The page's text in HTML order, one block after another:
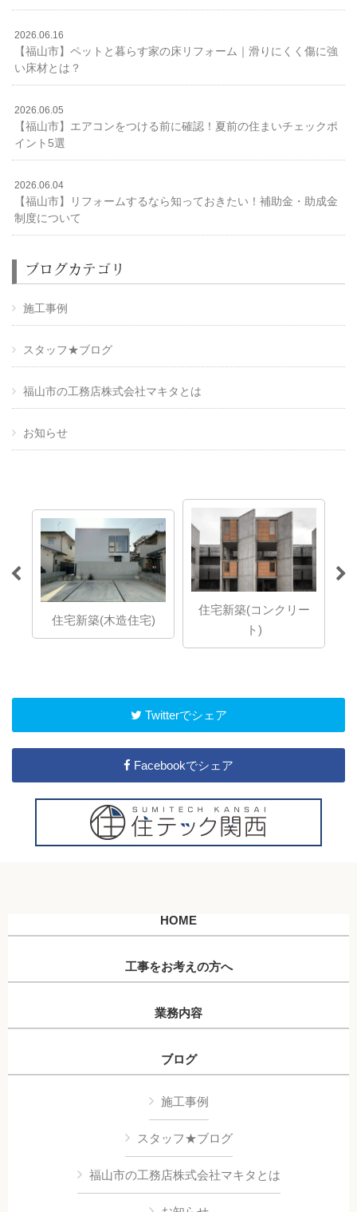
2026.06.16
【福山市】ペットと暮らす家の床リフォーム｜滑りにくく傷に強
い床材とは？
2026.06.05
【福山市】エアコンをつける前に確認！夏前の住まいチェックポ
イント5選
2026.06.04
【福山市】リフォームするなら知っておきたい！補助金・助成金
制度について
ブログカテゴリ
施工事例
スタッフ★ブログ
福山市の工務店株式会社マキタとは
お知らせ
住宅新築(木造住宅)
住宅新築(コンクリー
ト)
Twitterでシェア
Facebookでシェア
HOME
工事をお考えの方へ
業務内容
ブログ
施工事例
スタッフ★ブログ
福山市の工務店株式会社マキタとは